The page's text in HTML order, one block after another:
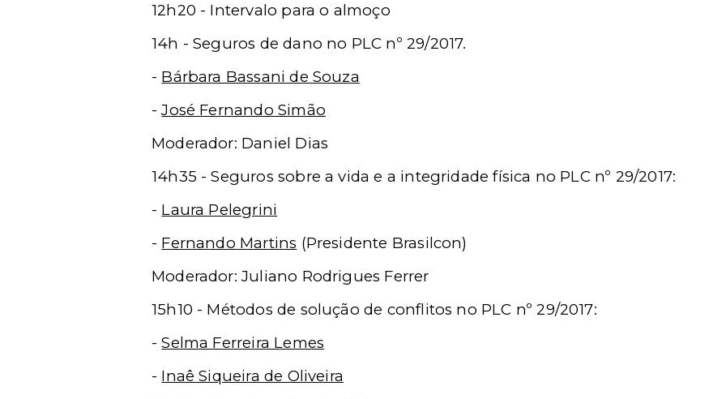
12h20 - Intervalo para o almoço
14h - Seguros de dano no PLC nº 29/2017.
- Bárbara Bassani de Souza
-José Fernando Simão
Moderador: Daniel Dias
14h35 - Seguros sobre a vida e a integridade física no PLC nº 29/2017:
- Laura Pelegrini
- Fernando Martins (Presidente Brasilcon)
Moderador: Juliano Rodrigues Ferrer
15h10 - Métodos de solução de conflitos no PLC nº 29/2017:
-Selma Ferreira Lemes
- Inaê Siqueira de Oliveira